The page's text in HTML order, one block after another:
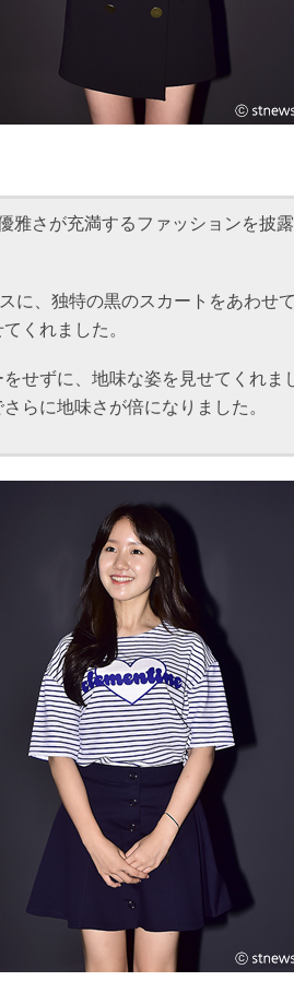
雅さが充満するファッションを披露
に、独特の黒のスカートをあわせて
くれました。
せずに、地味な姿を見せてくれま
らに地味さが倍になりました。